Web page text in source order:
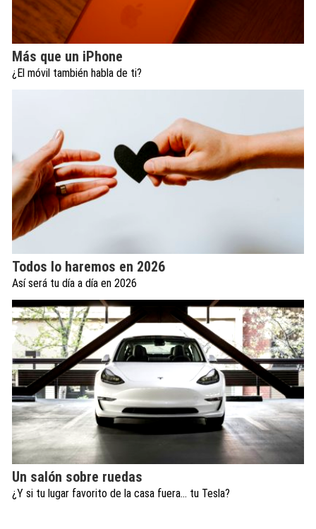
Más que un iPhone
¿El móvil también habla de ti?
Todos lo haremos en 2026
Así será tu día a día en 2026
Un salón sobre ruedas
¿Y si tu lugar favorito de la casa fuera… tu Tesla?